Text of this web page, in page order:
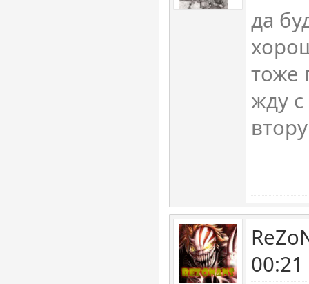
да
тоже
жду